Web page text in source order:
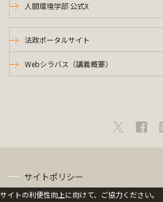
人間環境学部 公式X
法政ポータルサイト
Webシラバス（講義概要）
サイトポリシー
サイトの利便性向上に向けて、ご協力ください。